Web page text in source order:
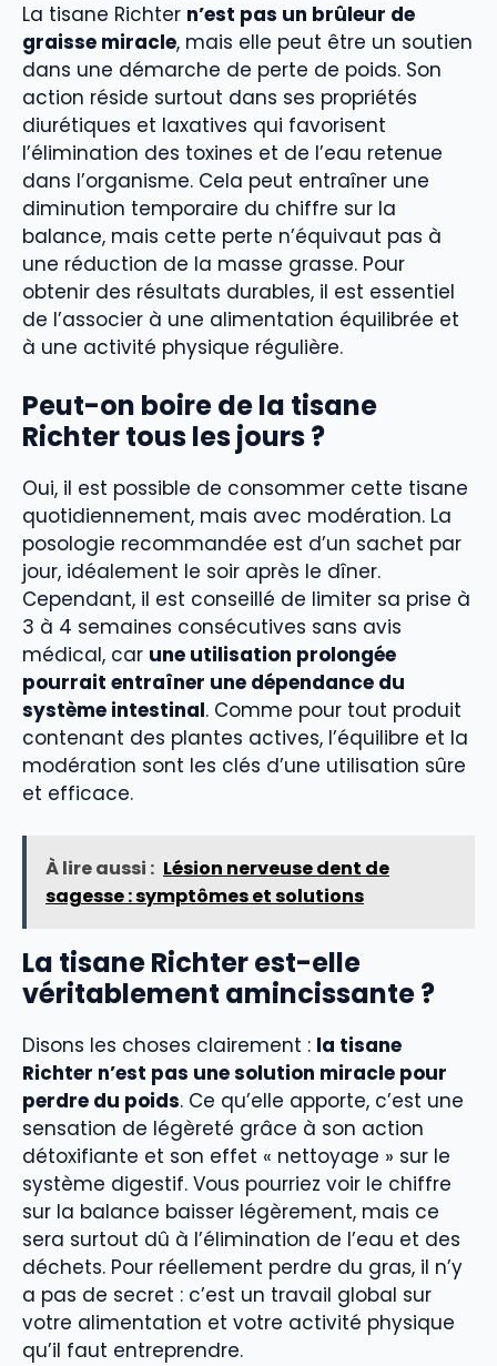
La tisane Richter n’est pas un brûleur de
graisse miracle, mais elle peut être un soutien
dans une démarche de perte de poids. Son
action réside surtout dans ses propriétés
diurétiques et laxatives qui favorisent
l’élimination des toxines et de l’eau retenue
dans l’organisme. Cela peut entraîner une
diminution temporaire du chiffre sur la
balance, mais cette perte n’équivaut pas à
une réduction de la masse grasse. Pour
obtenir des résultats durables, il est essentiel
de l’associer à une alimentation équilibrée et
à une activité physique régulière.
Peut-on boire de la tisane
Richter tous les jours ?
Oui, il est possible de consommer cette tisane
quotidiennement, mais avec modération. La
posologie recommandée est d’un sachet par
jour, idéalement le soir après le dîner.
Cependant, il est conseillé de limiter sa prise à
3 à 4 semaines consécutives sans avis
médical, car une utilisation prolongée
pourrait entraîner une dépendance du
système intestinal. Comme pour tout produit
contenant des plantes actives, l’équilibre et la
modération sont les clés d’une utilisation sûre
et efficace.
À lire aussi : Lésion nerveuse dent de
sagesse : symptômes et solutions
La tisane Richter est-elle
véritablement amincissante ?
Disons les choses clairement : la tisane
Richter n’est pas une solution miracle pour
perdre du poids. Ce qu’elle apporte, c’est une
sensation de légèreté grâce à son action
détoxifiante et son effet « nettoyage » sur le
système digestif. Vous pourriez voir le chiffre
sur la balance baisser légèrement, mais ce
sera surtout dû à l’élimination de l’eau et des
déchets. Pour réellement perdre du gras, il n’y
a pas de secret : c’est un travail global sur
votre alimentation et votre activité physique
qu’il faut entreprendre.